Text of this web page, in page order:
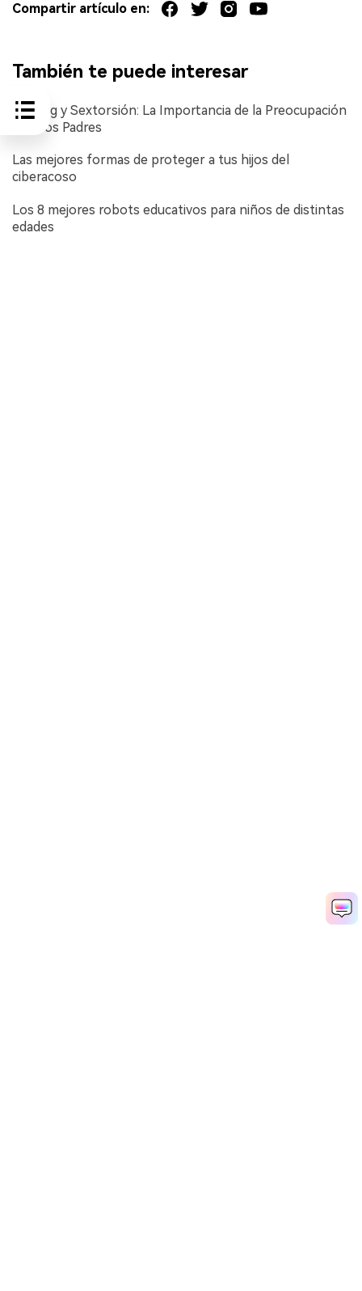
Compartir artículo en:
También te puede interesar
Sexting y Sextorsión: La Importancia de la Preocupación
para los Padres
Las mejores formas de proteger a tus hijos del
ciberacoso
Los 8 mejores robots educativos para niños de distintas
edades